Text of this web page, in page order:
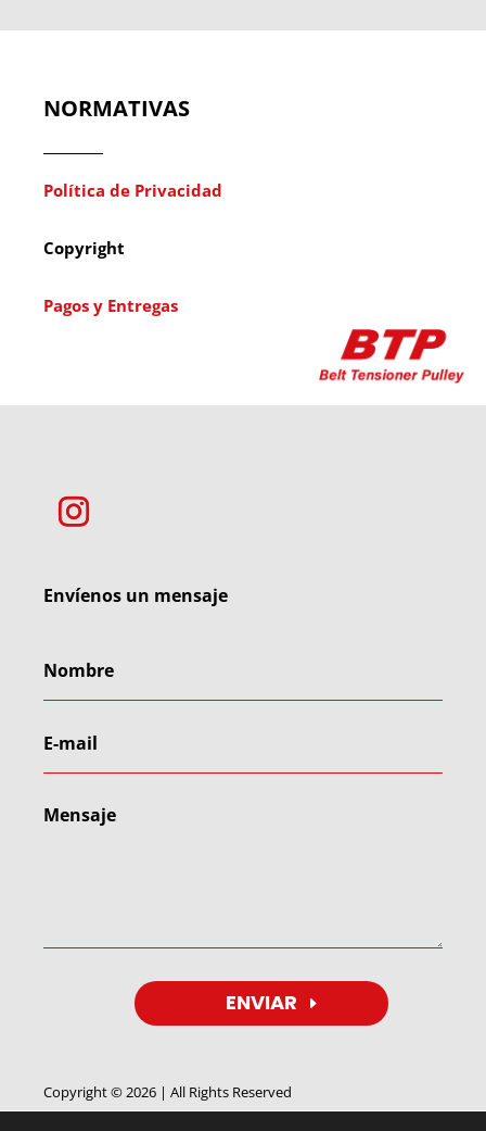
NORMATIVAS
Política de Privacidad
Copyright
Pagos y Entregas
Envíenos un mensaje
ENVIAR
Copyright © 2026 | All Rights Reserved